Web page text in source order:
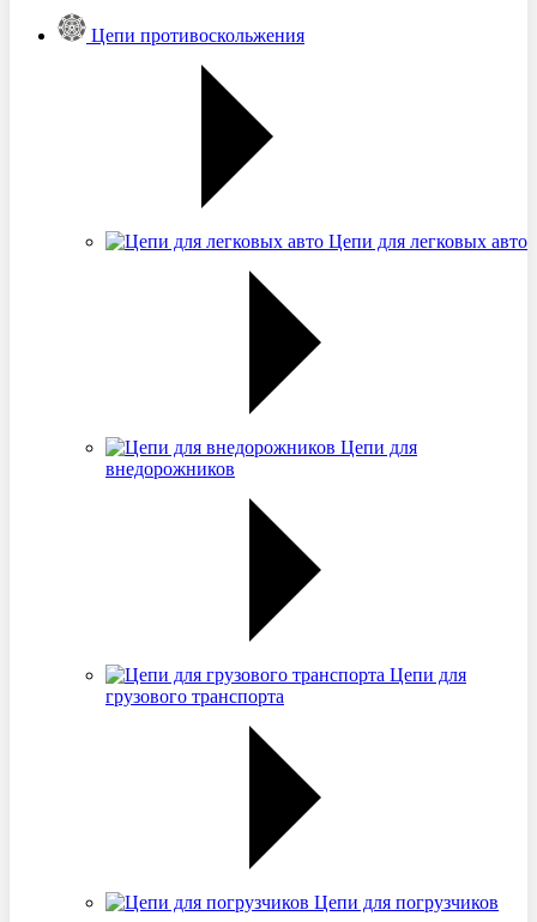
Цепи противоскольжения
Цепи для легковых авто
Цепи для
внедорожников
Цепи для
грузового транспорта
Цепи для погрузчиков